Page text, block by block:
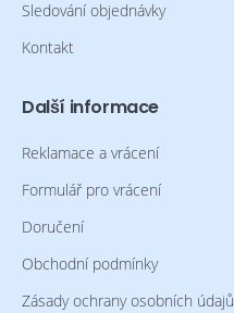
Sledování objednávky
Kontakt
Další informace
Reklamace a vrácení
Formulář pro vrácení
Doručení
Obchodní podmínky
Zásady ochrany osobních údajů